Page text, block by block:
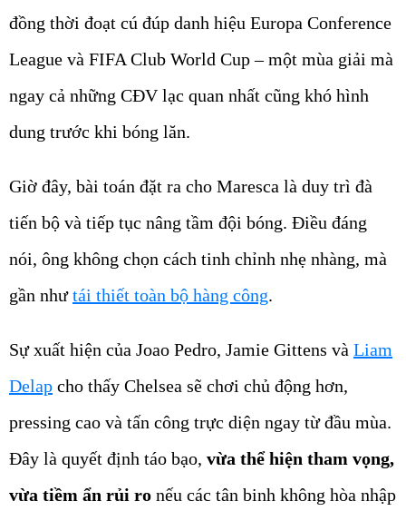
đồng thời đoạt cú đúp danh hiệu Europa Conference
League và FIFA Club World Cup – một mùa giải mà
ngay cả những CĐV lạc quan nhất cũng khó hình
dung trước khi bóng lăn.
Giờ đây, bài toán đặt ra cho Maresca là duy trì đà
tiến bộ và tiếp tục nâng tầm đội bóng. Điều đáng
nói, ông không chọn cách tinh chỉnh nhẹ nhàng, mà
gần nhưtái thiết toàn bộ hàng công.
Sự xuất hiện của Joao Pedro, Jamie Gittens và Liam
Delap cho thấy Chelsea sẽ chơi chủ động hơn,
pressing cao và tấn công trực diện ngay từ đầu mùa.
Đây là quyết định táo bạo, vừa thể hiện tham vọng,
vừa tiềm ẩn rủi ro nếu các tân binh không hòa nhập